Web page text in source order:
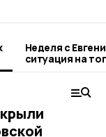
Неделя с
ситуация на
городе и